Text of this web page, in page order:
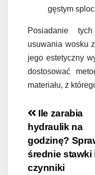
gęstym
Posiadanie
usuwania wosku
jego estetyczny
dostosować
materiału, z
wpisu
Ile zarabia
hydraulik na
godzinę?
średnie stawki
czynniki